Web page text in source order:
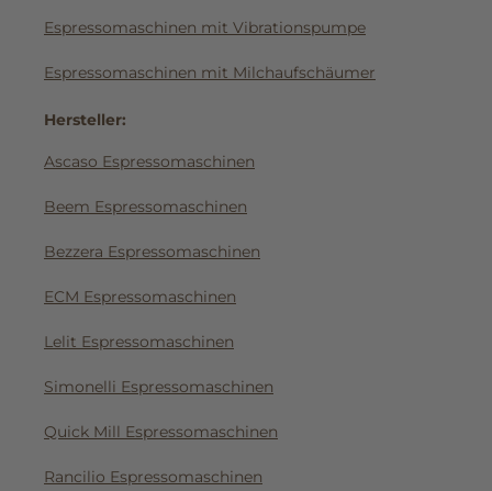
Espressomaschinen mit Vibrationspumpe
Espressomaschinen mit Milchaufschäumer
Hersteller:
Ascaso Espressomaschinen
Beem Espressomaschinen
Bezzera Espressomaschinen
ECM Espressomaschinen
Lelit Espressomaschinen
Simonelli Espressomaschinen
Quick Mill Espressomaschinen
Rancilio Espressomaschinen